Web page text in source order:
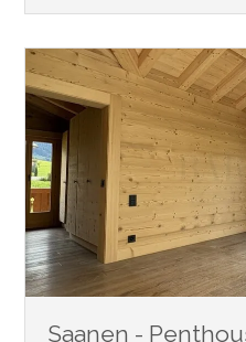
Saanen -